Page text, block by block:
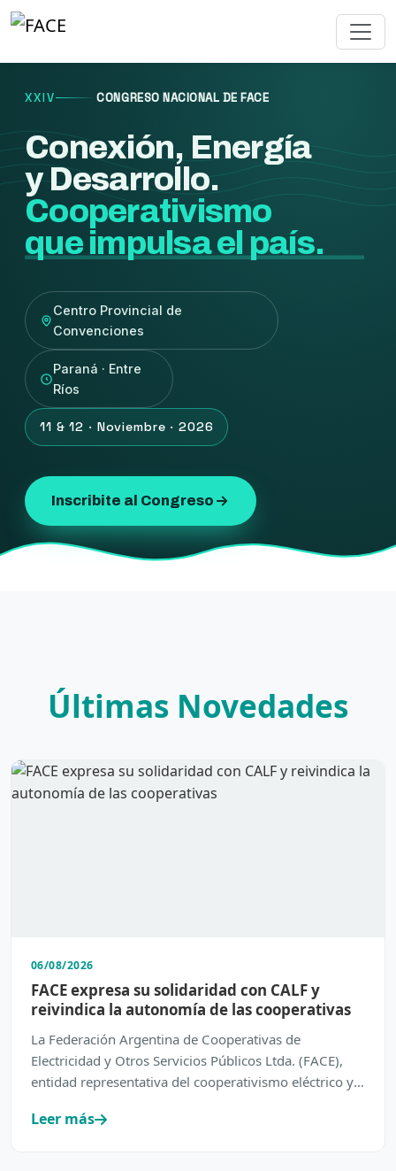
XXIV CONGRESO NACIONAL DE FACE
Conexión, Energía
y Desarrollo.
Cooperativismo
que impulsa el país.
Centro Provincial de
Convenciones
Paraná · Entre
Ríos
11 & 12 · Noviembre · 2026
Inscribite al Congreso
Últimas Novedades
06/08/2026
FACE expresa su solidaridad con CALF y
reivindica la autonomía de las cooperativas
La Federación Argentina de Cooperativas de
Electricidad y Otros Servicios Públicos Ltda. (FACE),
entidad representativa del cooperativismo eléctrico y
Leer más